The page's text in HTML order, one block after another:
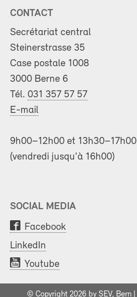
CONTACT
Secrétariat central
Steinerstrasse 35
Case postale 1008
3000 Berne 6
Tél. 031 357 57 57
E-mail
9h00–12h00 et 13h30–17h00
(vendredi jusqu'à 16h00)
SOCIAL MEDIA
Facebook
LinkedIn
Youtube
© Copyright 2026 by SEV, Bern |